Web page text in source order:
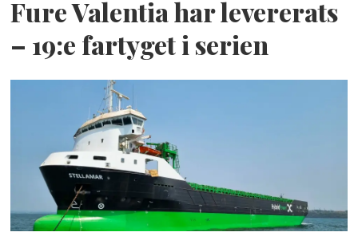
Fure Valentia har levererats
– 19:e fartyget i serien